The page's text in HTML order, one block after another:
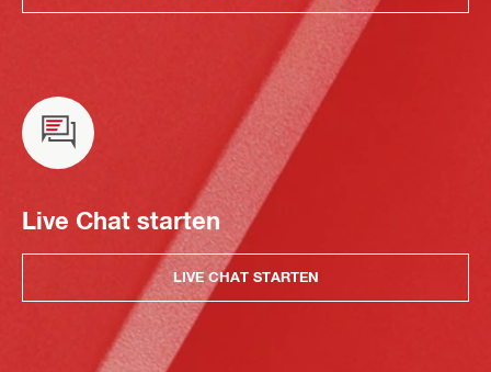
Live Chat starten
LIVE CHAT STARTEN